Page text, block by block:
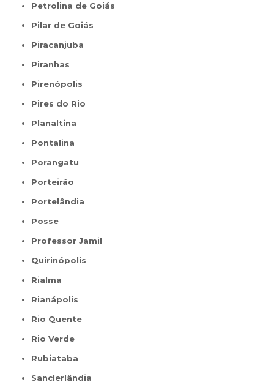
Petrolina de Goiás
Pilar de Goiás
Piracanjuba
Piranhas
Pirenópolis
Pires do Rio
Planaltina
Pontalina
Porangatu
Porteirão
Portelândia
Posse
Professor Jamil
Quirinópolis
Rialma
Rianápolis
Rio Quente
Rio Verde
Rubiataba
Sanclerlândia